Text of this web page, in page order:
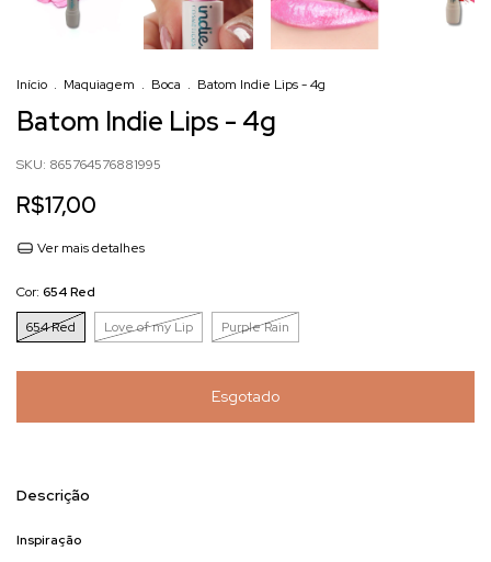
Início . Maquiagem . Boca . Batom Indie Lips - 4g
Batom Indie Lips - 4g
SKU: 865764576881995
R$17,00
Ver mais detalhes
Cor: 654 Red
654 Red
Love of my Lip Purple Rain
Descrição
Inspiração